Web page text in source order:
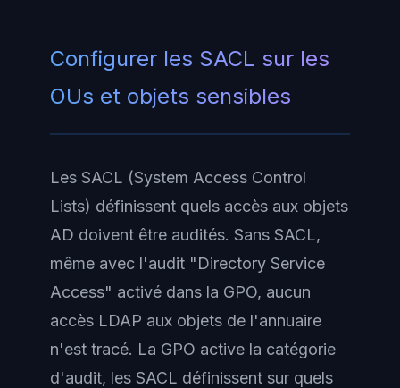
Configurer les SACL sur les
OUs et objets sensibles
Les SACL (System Access Control
Lists) définissent quels accès aux objets
AD doivent être audités. Sans SACL,
même avec l'audit "Directory Service
Access" activé dans la GPO, aucun
accès LDAP aux objets de l'annuaire
n'est tracé. La GPO active la catégorie
d'audit, les SACL définissent sur quels